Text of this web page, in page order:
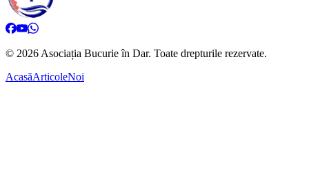
© 2026 Asociația Bucurie în Dar. Toate drepturile rezervate.
AcasăArticoleNoi